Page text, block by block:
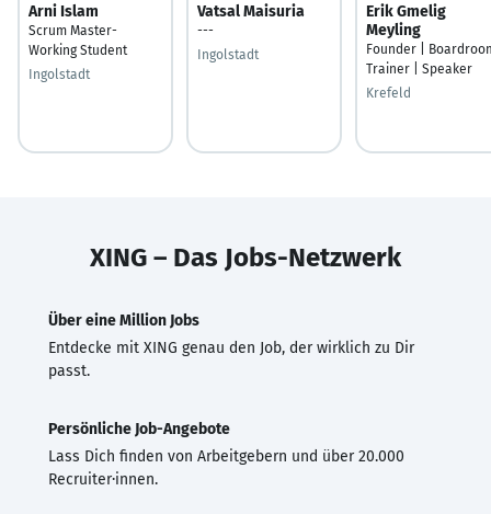
Arni Islam
Scrum Master-
Working Student
Ingolstadt
Vatsal Maisuria
---
Ingolstadt
Erik Gmelig
Meyling
Founder |
Trainer | Speaker
Krefeld
XING – Das Jobs-Netzwerk
Über eine Million Jobs
Entdecke mit XING genau den Job, der wirklich zu Dir
passt.
Persönliche Job-Angebote
Lass Dich finden von Arbeitgebern und über 20.000
Recruiter·innen.